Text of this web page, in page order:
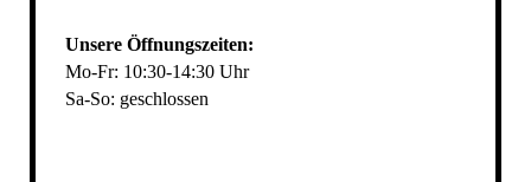
Unsere Öffnungszeiten:
Mo-Fr: 10:30-14:30 Uhr
Sa-So: geschlossen